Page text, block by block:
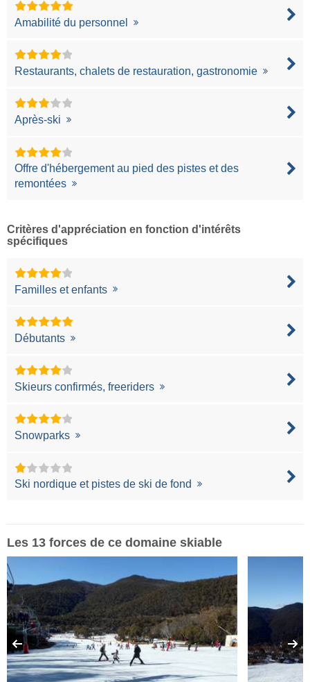
Amabilité du personnel
Restaurants, chalets de restauration, gastronomie
Après-ski
Offre d'hébergement au pied des pistes et des
remontées
Critères d'appréciation en fonction d'intérêts
spécifiques
Familles et enfants
Débutants
Skieurs confirmés, freeriders
Snowparks
Ski nordique et pistes de ski de fond
Les 13 forces de ce domaine skiable